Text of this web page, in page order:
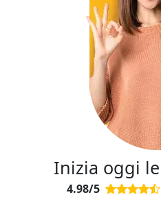
Inizia oggi
4.98/5